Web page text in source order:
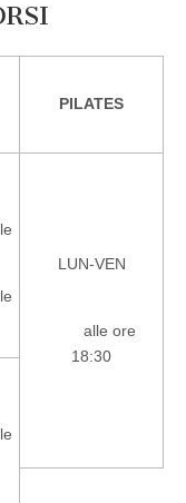
PILATES
LUN-VEN
alle ore
18:30